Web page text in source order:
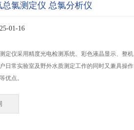
氯测定仪 总氯分析仪
01-16
定仪采用精度光电检测系统、彩色液晶显示、整机
日常实验室及野外水质测定工作的同时又兼具操作
优点。